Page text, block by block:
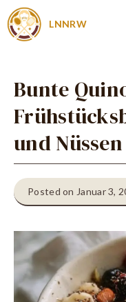
Zum
Inhalt
LNNRW
Bunte
und Nüssen
Posted on Januar 3,